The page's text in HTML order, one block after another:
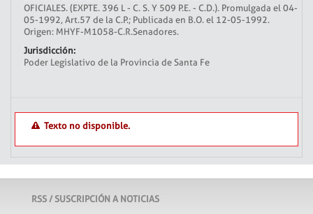
OFICIALES. (EXPTE. 396 L - C. S. Y 509 P.E. - C.D.). Promulgada el 04-
05-1992, Art.57 de la C.P.; Publicada en B.O. el 12-05-1992.
Origen: MHYF-M1058-C.R.Senadores.
Jurisdicción:
Poder Legislativo de la Provincia de Santa Fe
Texto no disponible.
RSS / SUSCRIPCIÓN A NOTICIAS